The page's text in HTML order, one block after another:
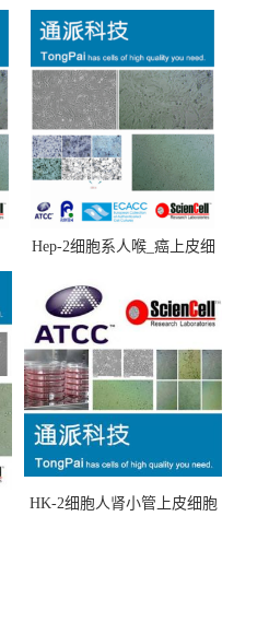
Hep-2细胞系人喉_癌上皮细
HK-2细胞人肾小管上皮细胞